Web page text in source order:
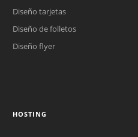
Diseño tarjetas
Diseño de folletos
Diseño flyer
HOSTING